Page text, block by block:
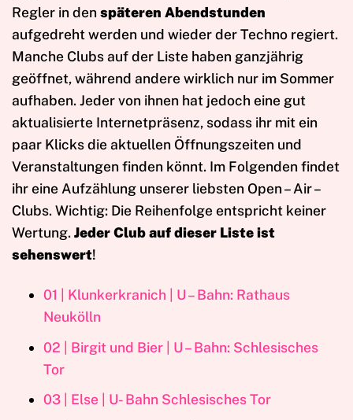
Regler in denspäteren Abendstunden
aufgedreht werden und wieder der Techno regiert.
Manche Clubs auf der Liste haben ganzjährig
geöffnet, während andere wirklich nur im Sommer
aufhaben. Jeder von ihnen hat jedoch eine gut
aktualisierte Internetpräsenz, sodass ihr mit ein
paar Klicks die aktuellen Öffnungszeiten und
Veranstaltungen finden könnt. Im Folgenden findet
ihr eine Aufzählung unserer liebsten Open – Air –
Clubs. Wichtig: Die Reihenfolge entspricht keiner
Wertung.Jeder Club auf dieser Liste ist
sehenswert!
01 | Klunkerkranich | U – Bahn: Rathaus
Neukölln
02 | Birgit und Bier | U – Bahn: Schlesisches
Tor
03 | Else | U- Bahn Schlesisches Tor